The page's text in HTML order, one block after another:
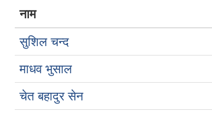
नाम
सुशिल चन्द
माधव भुसाल
चेत बहादुर सेन